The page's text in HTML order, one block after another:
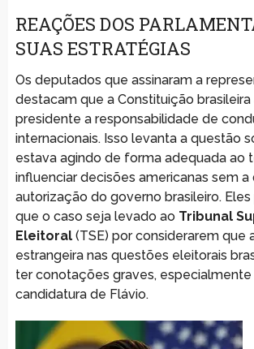
REAÇÕES DOS
SUAS ESTRATÉGIAS
Os deputados que assinaram a
destacam que a Constituição brasileira
presidente a responsabilidade de
internacionais. Isso levanta a questão
estava agindo de forma adequada ao
influenciar decisões americanas sem a
autorização do governo brasileiro.
que o caso seja levado ao Tribunal
Eleitoral(TSE) por considerarem que
estrangeira nas questões eleitorais
ter conotações graves,
candidatura de Flávio.